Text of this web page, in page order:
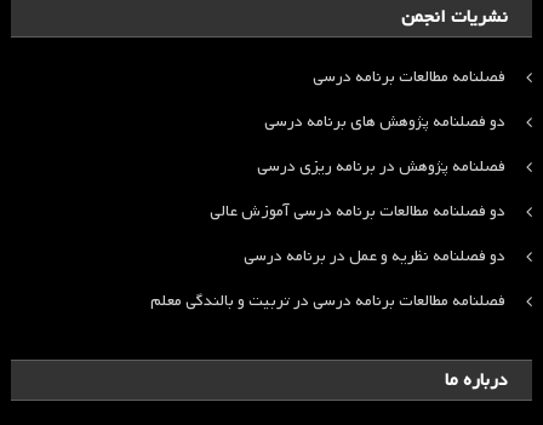
نشریات انجمن
فصلنامه مطالعات برنامه درسی
دو فصلنامه پژوهش های برنامه درسی
فصلنامه پژوهش در برنامه ریزی درسی
دو فصلنامه مطالعات برنامه درسی آموزش عالی
دو فصلنامه نظریه و عمل در برنامه درسی
فصلنامه مطالعات برنامه درسی در تربیت و بالندگی معلم
درباره ما